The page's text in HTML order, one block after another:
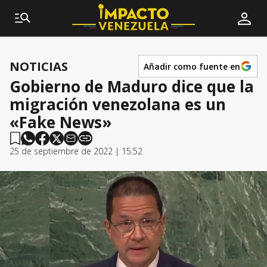
NOTICIAS Añadir como fuente en
Gobierno de Maduro dice que la
migración venezolana es un
«Fake News»
25 de septiembre de 2022 | 15:52